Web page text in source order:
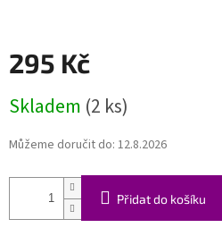
295 Kč
cena:
Skladem (2 ks)
Můžeme doručit do: 12.8.2026
Přidat do košíku